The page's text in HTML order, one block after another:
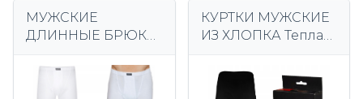
МУЖСКИЕ
ДЛИННЫЕ БРЮКИ
приталенные
леггинсы 100%
КУРТКИ МУЖСКИЕ
ИЗ ХЛОПКА Теплая
188 СМ